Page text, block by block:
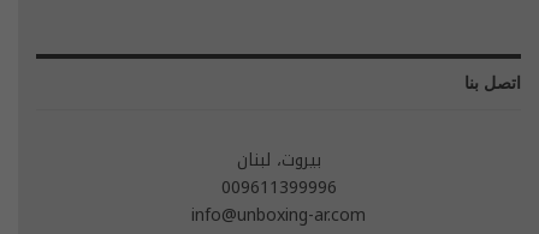
اتصل بنا
بيروت، لبنان
009611399996
info@unboxing-ar.com